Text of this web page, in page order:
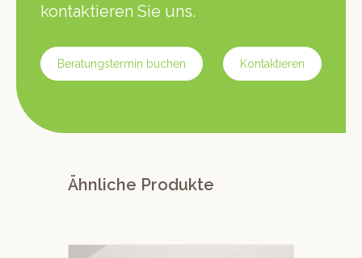
kontaktieren Sie uns.
Beratungstermin buchen Kontaktieren
Ähnliche Produkte